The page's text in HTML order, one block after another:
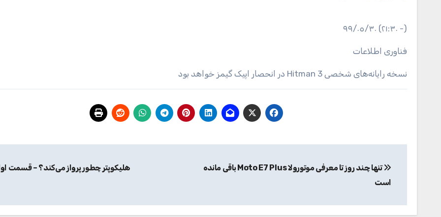
فناوری اطلاعات
نسخه‌ رایانه‌های شخصی Hitman 3 در انحصار اپیک گیمز خواهد بود
نوشته
تنها چند روز تا معرفی موتورولا Moto E7 Plus باقی مانده
است
هلیکوپتر چطور پرواز می‌کند؟ – قسمت